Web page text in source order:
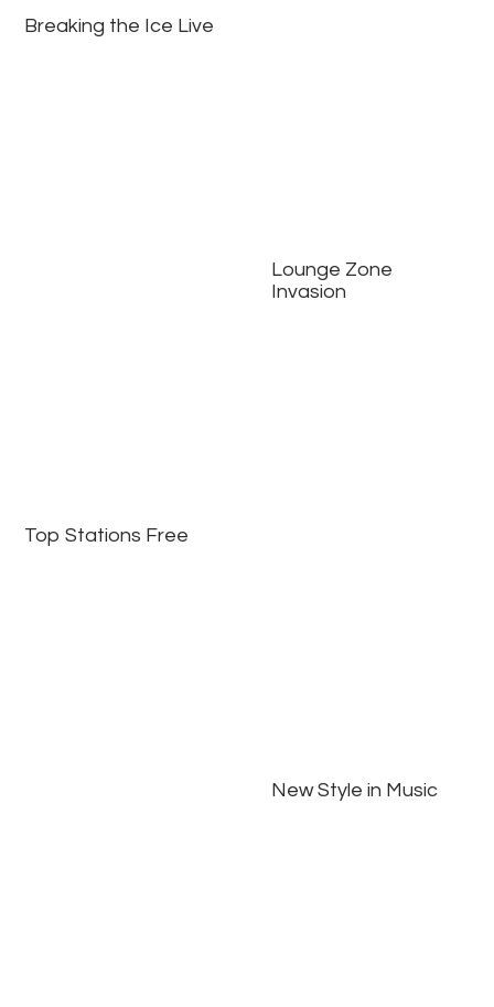
Breaking the Ice Live
Lounge Zone
Invasion
Top Stations Free
New Style in Music